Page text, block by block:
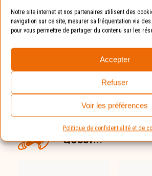
Notre site internet et nos partenaires utilisent des
navigation sur ce site, mesurer sa fréquentation via
pour vous permettre de partager du contenu sur les
Accepter
Refuser
Voir les préférences
Politique de confidentialité et de
Pointure de votre enfant : 19.
Pointure conseillée : 20 (en prenant
marge de croissance).
La chaussure
adaptée aux pieds de vos
Vous aimerez
aussi…